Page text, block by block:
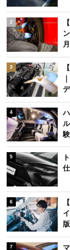
2
3
4
験
5
6
版
7